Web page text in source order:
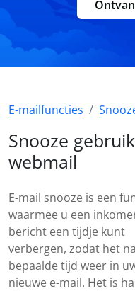
E-mailfuncties
Snooze
webmail
E-mail snooze is een
waarmee u een
bericht een tijdje kunt
verbergen, zodat het
bepaalde tijd weer in
nieuwe e-mail. Het is